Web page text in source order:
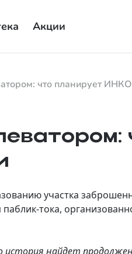
Акции
что планирует
участка
тока,
история найдет